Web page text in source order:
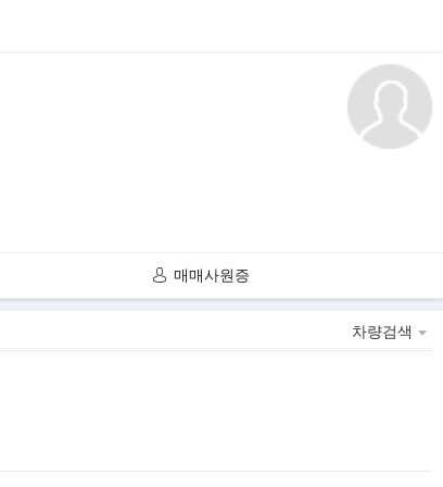
매매사원증
차량검색